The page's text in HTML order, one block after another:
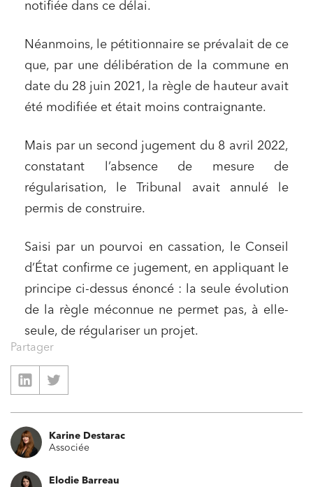
notifiée dans ce délai.
Néanmoins, le pétitionnaire se prévalait de ce
que, par une délibération de la commune en
date du 28 juin 2021, la règle de hauteur avait
été modifiée et était moins contraignante.
Mais par un second jugement du 8 avril 2022,
constatant l’absence de mesure de
régularisation, le Tribunal avait annulé le
permis de construire.
Saisi par un pourvoi en cassation, le Conseil
d’État confirme ce jugement, en appliquant le
principe ci-dessus énoncé : la seule évolution
de la règle méconnue ne permet pas, à elle-
seule, de régulariser un projet.
Partager
Karine Destarac
Associée
Elodie Barreau
Services publics et collectivités
Commande publique
Urbanisme et aménagement
Banque finance et assurance
Droit des sociétés et Fusions-Acquisitions
J'ai lu et j'accepte lapolitique de confidentialité